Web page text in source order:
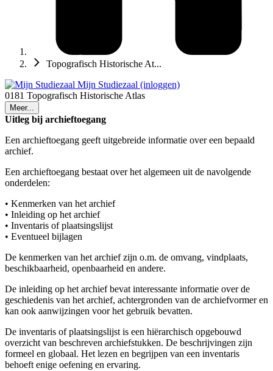
Topografisch Historische At...
Mijn Studiezaal (inloggen)
0181 Topografisch Historische Atlas
Meer...
Uitleg bij archieftoegang
Een archieftoegang geeft uitgebreide informatie over een bepaald
archief.
Een archieftoegang bestaat over het algemeen uit de navolgende
onderdelen:
• Kenmerken van het archief
• Inleiding op het archief
• Inventaris of plaatsingslijst
• Eventueel bijlagen
De kenmerken van het archief zijn o.m. de omvang, vindplaats,
beschikbaarheid, openbaarheid en andere.
De inleiding op het archief bevat interessante informatie over de
geschiedenis van het archief, achtergronden van de archiefvormer en
kan ook aanwijzingen voor het gebruik bevatten.
De inventaris of plaatsingslijst is een hiërarchisch opgebouwd
overzicht van beschreven archiefstukken. De beschrijvingen zijn
formeel en globaal. Het lezen en begrijpen van een inventaris
behoeft enige oefening en ervaring.